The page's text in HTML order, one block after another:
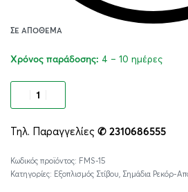
ΣΕ ΑΠΌΘΕΜΑ
Χρόνος παράδοσης: 4 – 10 ημέρες
Τηλ. Παραγγελίες ✆ 2310686555
FMS-15
Κατηγορίες: Εξοπλισμός Στίβου Σημάδια Ρεκόρ-